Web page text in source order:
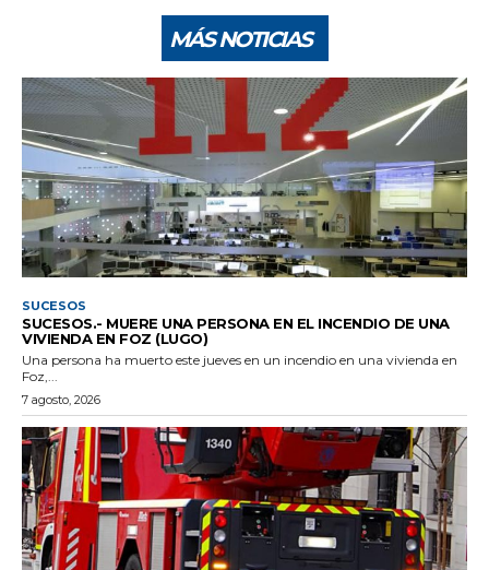
MÁS NOTICIAS
SUCESOS
SUCESOS.- MUERE UNA PERSONA EN EL INCENDIO DE UNA
VIVIENDA EN FOZ (LUGO)
Una persona ha muerto este jueves en un incendio en una vivienda en
Foz,...
7 agosto, 2026